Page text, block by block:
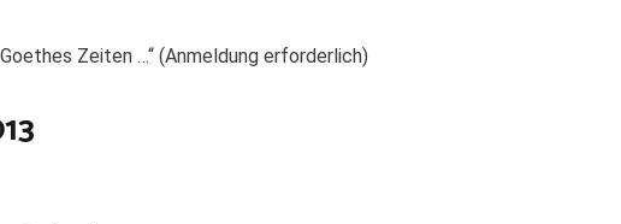
Zeiten …“ (Anmeldung erforderlich)